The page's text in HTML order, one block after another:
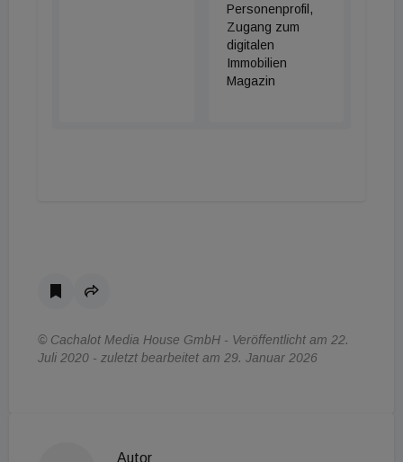
Personenprofil,
Zugang zum
digitalen
Immobilien
Magazin
© Cachalot Media House GmbH - Veröffentlicht am 22.
Juli 2020 - zuletzt bearbeitet am 29. Januar 2026
Autor